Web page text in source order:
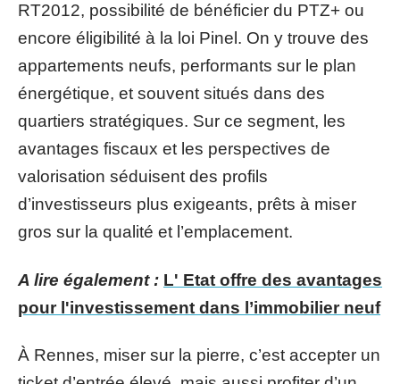
RT2012, possibilité de bénéficier du PTZ+ ou
encore éligibilité à la loi Pinel. On y trouve des
appartements neufs, performants sur le plan
énergétique, et souvent situés dans des
quartiers stratégiques. Sur ce segment, les
avantages fiscaux et les perspectives de
valorisation séduisent des profils
d’investisseurs plus exigeants, prêts à miser
gros sur la qualité et l’emplacement.
A lire également : L' Etat offre des avantages
pour l'investissement dans l’immobilier neuf
À Rennes, miser sur la pierre, c’est accepter un